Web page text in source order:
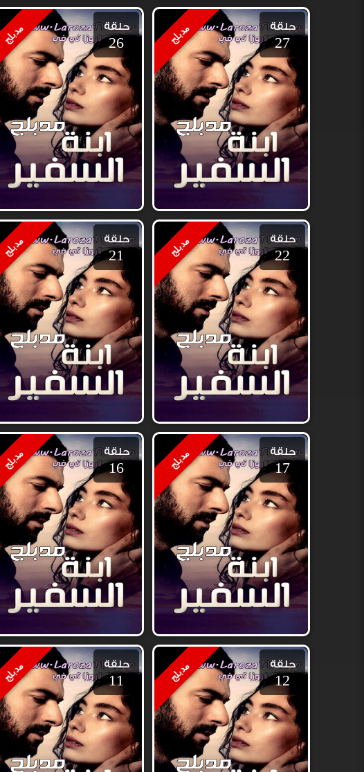
مدبلج حلقة
27 مدبلج حلقة
26
مدبلج حلقة
22 مدبلج حلقة
21
مدبلج حلقة
17 مدبلج حلقة
16
مدبلج حلقة
12 مدبلج حلقة
11